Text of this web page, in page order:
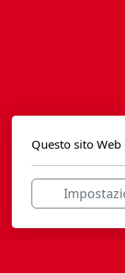
Questo sito